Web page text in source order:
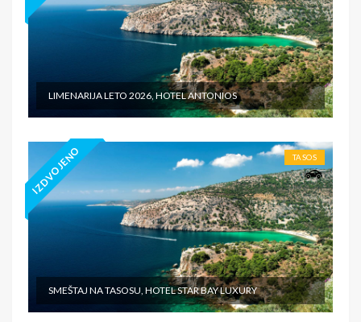
LIMENARIJA LETO 2026, HOTEL ANTONIOS
IZDVOJENO TASOS
SMEŠTAJ NA TASOSU, HOTEL STAR BAY LUXURY